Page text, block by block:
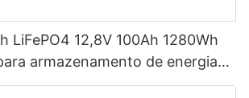
LiFePO4 12,8V 100Ah 1280Wh
armazenamento de energia
residenciais.